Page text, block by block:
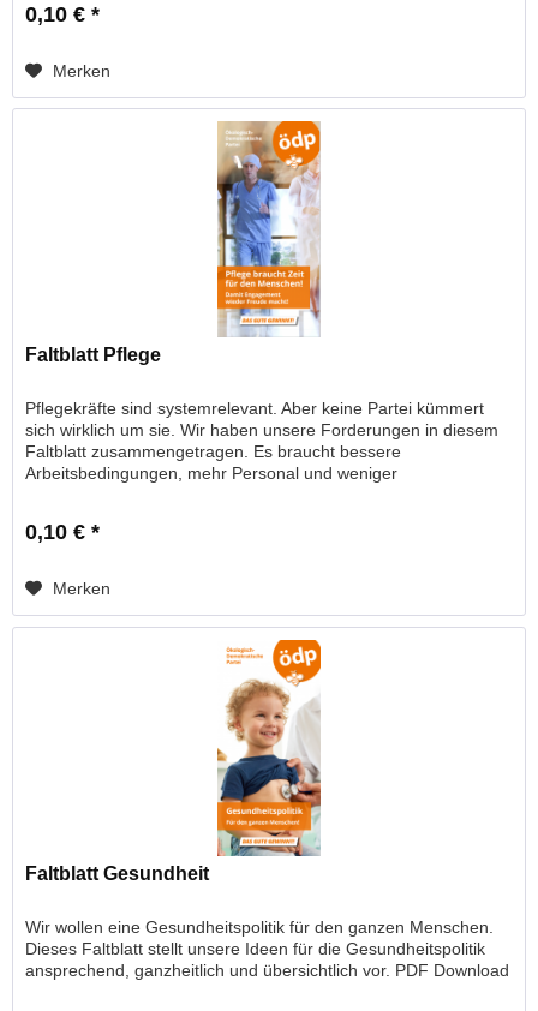
0,10 € *
Merken
Faltblatt Pflege
Pflegekräfte sind systemrelevant. Aber keine Partei kümmert
sich wirklich um sie. Wir haben unsere Forderungen in diesem
Faltblatt zusammengetragen. Es braucht bessere
Arbeitsbedingungen, mehr Personal und weniger
0,10 € *
Merken
Faltblatt Gesundheit
Wir wollen eine Gesundheitspolitik für den ganzen Menschen.
Dieses Faltblatt stellt unsere Ideen für die Gesundheitspolitik
ansprechend, ganzheitlich und übersichtlich vor. PDF Download